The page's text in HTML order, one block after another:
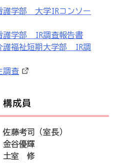
護学部 大学IRコンソー
護学部 IR調査報告書
護福祉短期大学部 IR調
調査
成員
司（室長）
優輝
室 修